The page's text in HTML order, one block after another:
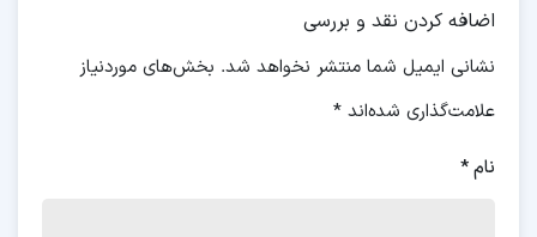
اضافه کردن نقد و بررسی
نشانی ایمیل شما منتشر نخواهد شد. بخش‌های موردنیاز
علامت‌گذاری شده‌اند *
نام*